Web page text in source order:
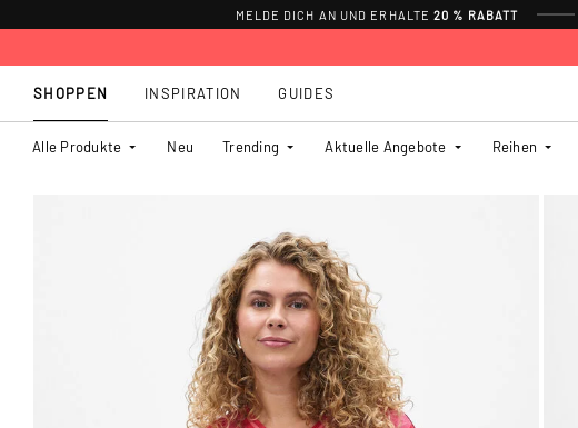
MELDE DICH AN UND ERHALTE20 % RABATT
SHOPPEN
Alle Produkte Neu Trending Aktuelle Angebote Reihen
INSPIRATION GUIDES